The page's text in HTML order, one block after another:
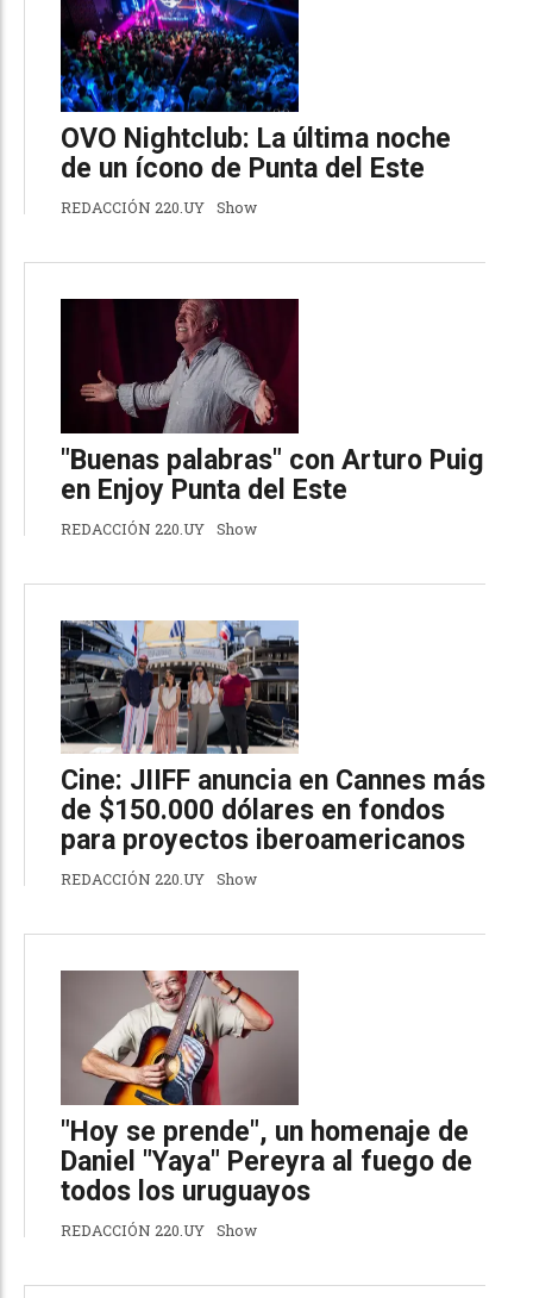
OVO Nightclub: La última noche
de un ícono de Punta del Este
REDACCIÓN 220.UY Show
"Buenas palabras" con Arturo Puig
en Enjoy Punta del Este
REDACCIÓN 220.UY Show
Cine: JIIFF anuncia en Cannes más
de $150.000 dólares en fondos
para proyectos iberoamericanos
REDACCIÓN 220.UY Show
"Hoy se prende", un homenaje de
Daniel "Yaya" Pereyra al fuego de
todos los uruguayos
REDACCIÓN 220.UY Show